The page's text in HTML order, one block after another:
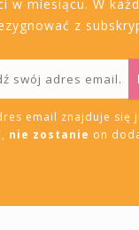
w miesiącu. W
z
email znajduje się
nie zostanie on